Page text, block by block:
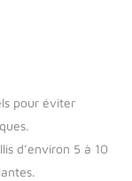
pour éviter
d’environ 5 à 10